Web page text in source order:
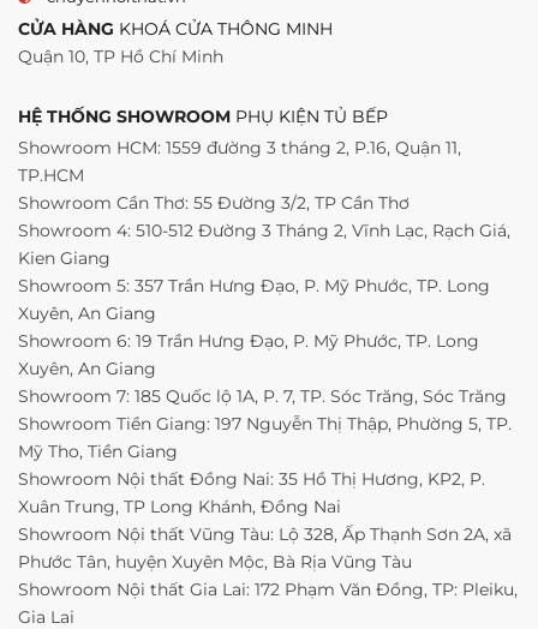
CỬA HÀNG KHOÁ CỬA THÔNG MINH
Quận 10, TP Hồ Chí Minh
HỆ THỐNG SHOWROOM PHỤ KIỆN TỦ BẾP
Showroom HCM: 1559 đường 3 tháng 2, P.16, Quận 11,
TP.HCM
Showroom Cần Thơ: 55 Đường 3/2, TP Cần Thơ
Showroom 4: 510-512 Đường 3 Tháng 2, Vĩnh Lạc, Rạch Giá,
Kien Giang
Showroom 5: 357 Trần Hưng Đạo, P. Mỹ Phước, TP. Long
Xuyên, An Giang
Showroom 6: 19 Trần Hưng Đạo, P. Mỹ Phước, TP. Long
Xuyên, An Giang
Showroom 7: 185 Quốc lộ 1A, P. 7, TP. Sóc Trăng, Sóc Trăng
Showroom Tiền Giang: 197 Nguyễn Thị Thập, Phường 5, TP.
Mỹ Tho, Tiền Giang
Showroom Nội thất Đồng Nai: 35 Hồ Thị Hương, KP2, P.
Xuân Trung, TP Long Khánh, Đồng Nai
Showroom Nội thất Vũng Tàu: Lộ 328, Ấp Thạnh Sơn 2A, xã
Phước Tân, huyện Xuyên Mộc, Bà Rịa Vũng Tàu
Showroom Nội thất Gia Lai: 172 Phạm Văn Đồng, TP: Pleiku,
Gia Lai